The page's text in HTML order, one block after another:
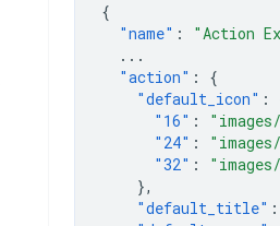
{
"name" : "Action
...
"action" :
{
"default_icon" :
"16" :
"24" :
"32" :
},
"default_title" :